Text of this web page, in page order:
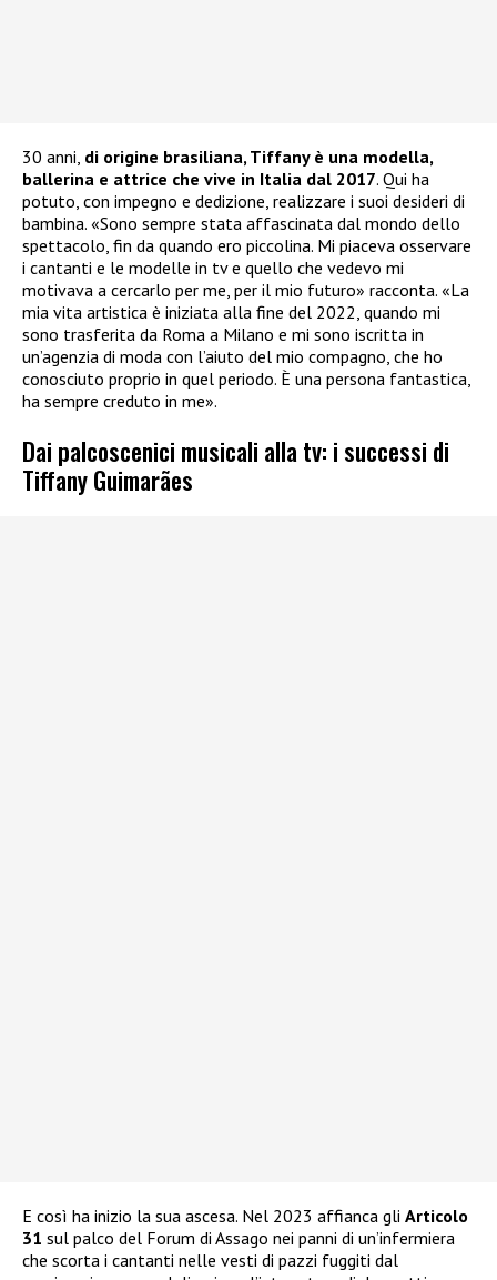
30 anni, di origine brasiliana, Tiffany è una modella,
ballerina e attrice che vive in Italia dal 2017. Qui ha
potuto, con impegno e dedizione, realizzare i suoi desideri di
bambina. «Sono sempre stata affascinata dal mondo dello
spettacolo, fin da quando ero piccolina. Mi piaceva osservare
i cantanti e le modelle in tv e quello che vedevo mi
motivava a cercarlo per me, per il mio futuro» racconta. «La
mia vita artistica è iniziata alla fine del 2022, quando mi
sono trasferita da Roma a Milano e mi sono iscritta in
un’agenzia di moda con l’aiuto del mio compagno, che ho
conosciuto proprio in quel periodo. È una persona fantastica,
ha sempre creduto in me».
Dai palcoscenici musicali alla tv: i successi di
Tiffany Guimarães
E così ha inizio la sua ascesa. Nel 2023 affianca gli Articolo
31 sul palco del Forum di Assago nei panni di un’infermiera
che scorta i cantanti nelle vesti di pazzi fuggiti dal